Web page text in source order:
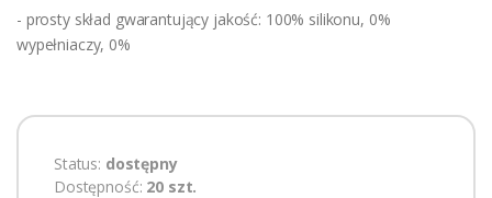
- prosty skład gwarantujący jakość: 100% silikonu, 0%
wypełniaczy, 0%
Status: dostępny
Dostępność: 20 szt.